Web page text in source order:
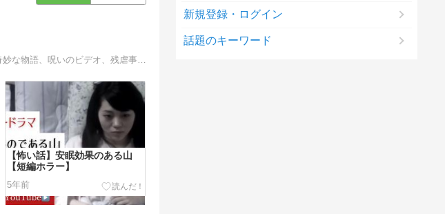
【怖い話】安眠効果のある山
【短編ホラー】
5年前
新規登録・ログイン
話題のキーワード